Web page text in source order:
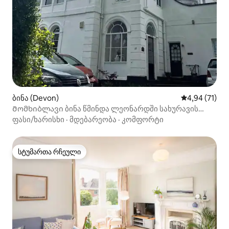
ბინა (Devon) საშუალო
4,94 (71)
Მომხიბლავი ბინა წმინდა ლეონარდში სახურავის
ტერასით
ფასი/ხარისხი · მდებარეობა · კომფორტი
სტუმართა რჩეული
სტუმართა რჩეული